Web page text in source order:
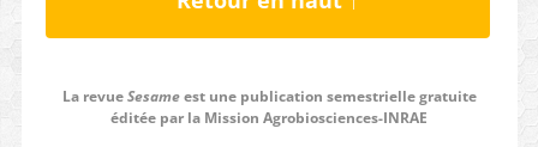
La revueSesameest une publication semestrielle gratuite
éditée par la Mission Agrobiosciences-INRAE